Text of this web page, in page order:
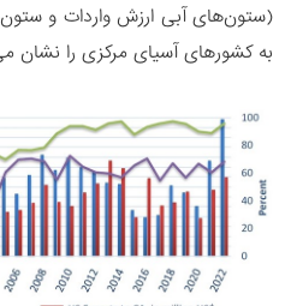
(ستون‌های آبی ارزش واردات و
به کشورهای آسیای مرکزی را نشان